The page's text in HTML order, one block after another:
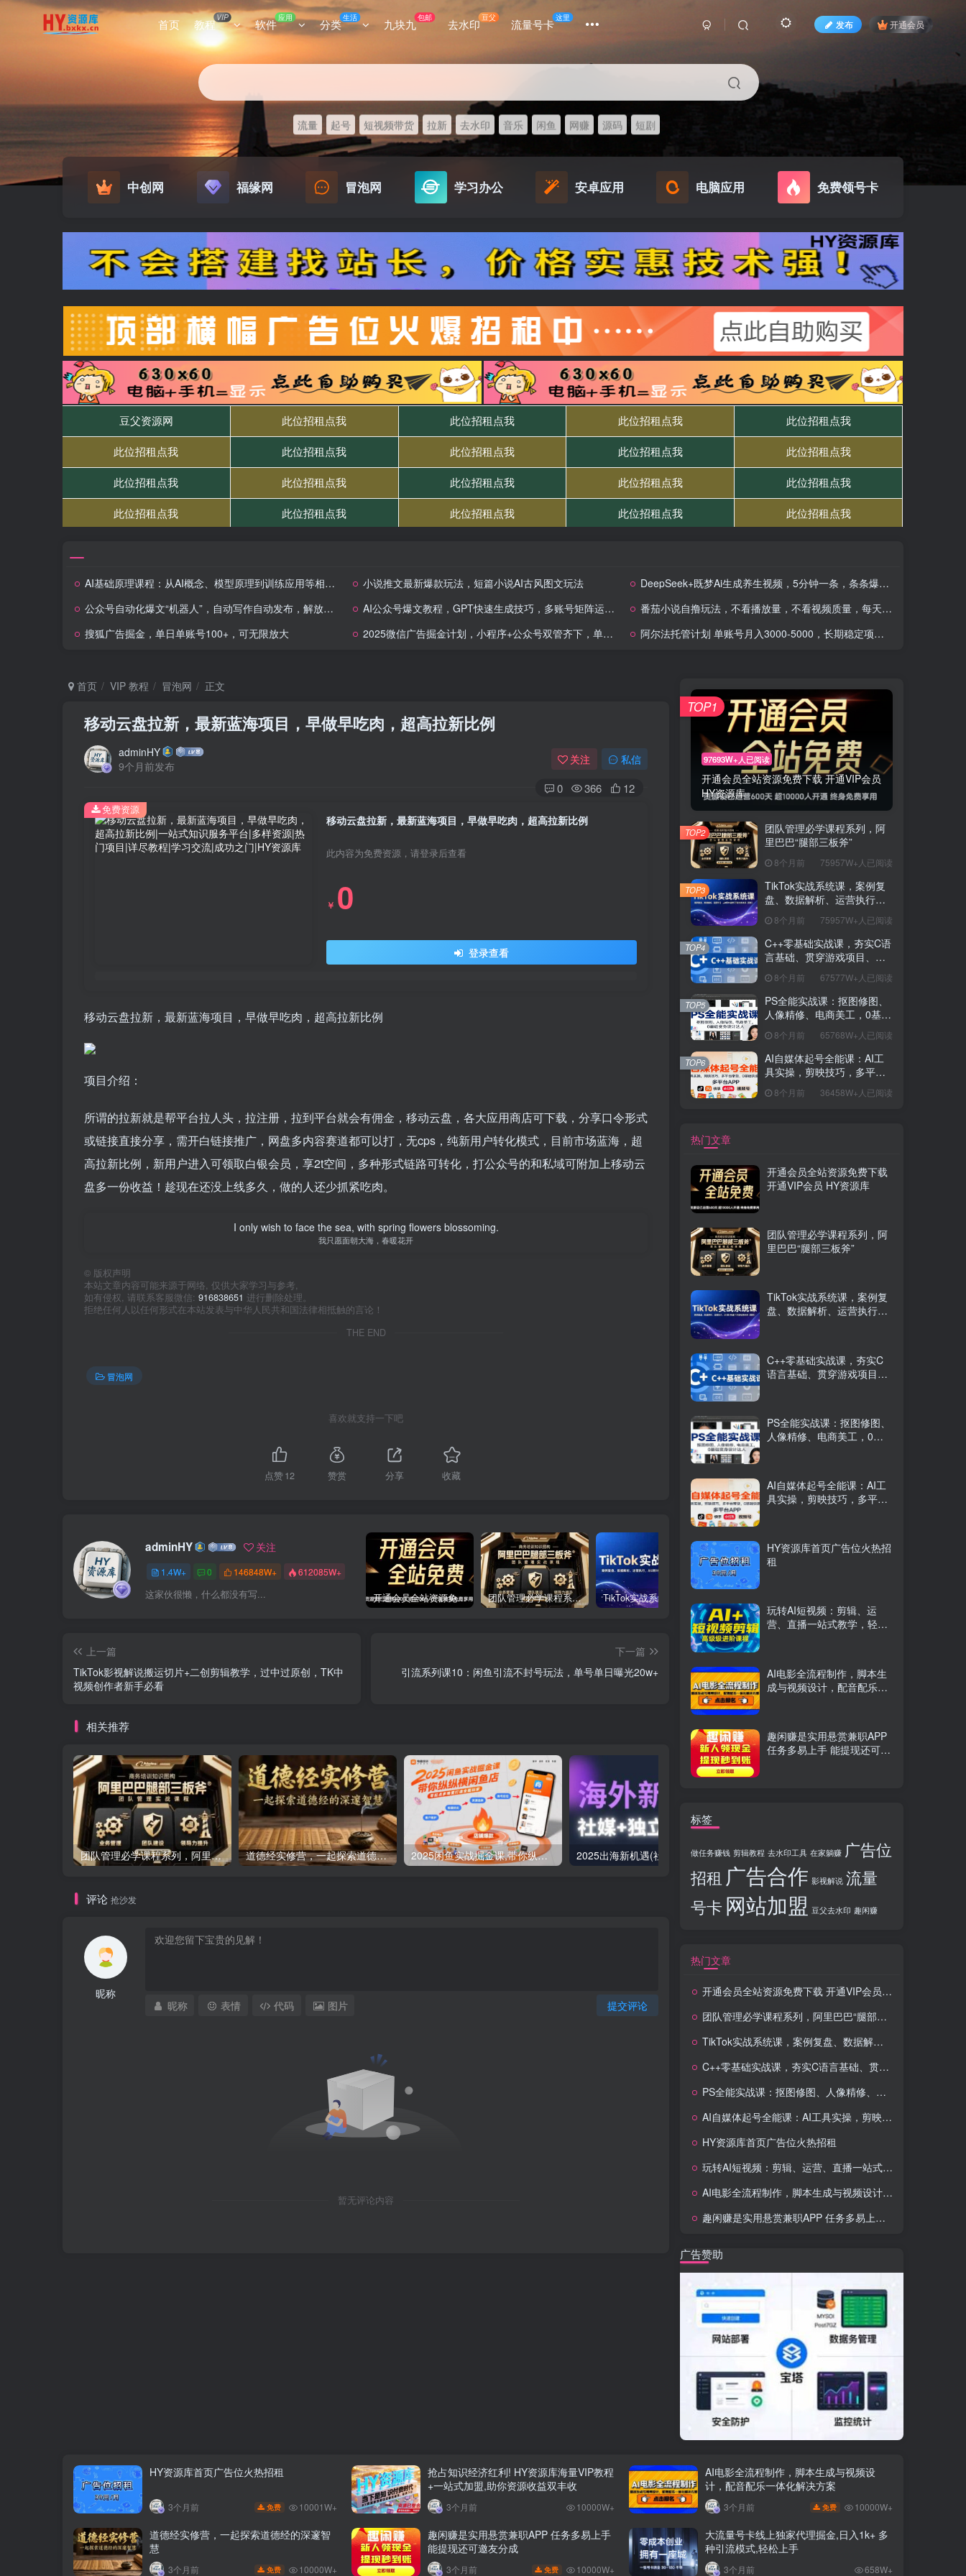
首页 教程VIP 软件 应用 分类生活 九块九包邮 去水印豆父 流量号卡这里
发布 开通会员
流量 起号 短视频带货 拉新 去水印 音乐 闲鱼 网赚 源码 短剧
中创网 福缘网 冒泡网 学习办公 安卓应用 电脑应用 免费领号卡
AI基础原理课程：从AI概念、模型原理到训练应用等相关实用技术要点 小说推文最新爆款玩法，短篇小说AI古风图文玩法
DeepSeek+既梦Ai生成养生视频，5分钟一条，条条爆款，轻松日入300+
公众号自动化爆文“机器人”，自动写作自动发布，解放双手，免费使用，操作简单
AI公众号爆文教程，GPT快速生成技巧，多账号矩阵运营核心技巧
番茄小说自撸玩法，不看播放量，不看视频质量，每天200+
搜狐广告掘金，单日单账号100+，可无限放大
2025微信广告掘金计划，小程序+公众号双管齐下，单日稳定变现过千 阿尔法托管计划 单账号月入3000-5000，长期稳定项目，新手小白轻松上手
首页 VIP 教程 冒泡网 正文
移动云盘拉新，最新蓝海项目，早做早吃肉，超高拉新比例
adminHY
9个月前发布
关注 私信
0 366 12
移动云盘拉新，最新蓝海项目，早做早吃肉，超高拉新比例
此内容为免费资源，请登录后查看
￥ 0
登录查看
免费资源
移动云盘拉新，最新蓝海项目，早做早吃肉，超高拉新比例
项目介绍：
所谓的拉新就是帮平台拉人头，拉注册，拉到平台就会有佣金，移动云盘，各大应用商店可下载，分享口令形式
或链接直接分享，需开白链接推广，网盘多内容赛道都可以打，无cps，纯新用户转化模式，目前市场蓝海，超
高拉新比例，新用户进入可领取白银会员，享2t空间，多种形式链路可转化，打公众号的和私域可附加上移动云
盘多一份收益！趁现在还没上线多久，做的人还少抓紧吃肉。
I only wish to face the sea, with spring flowers blossoming.
我只愿面朝大海，春暖花开
© 版权声明
本站文章内容可能来源于网络, 仅供大家学习与参考,
如有侵权, 请联系客服微信: 916838651 进行删除处理。
拒绝任何人以任何形式在本站发表与中华人民共和国法律相抵触的言论！
THE END
冒泡网
喜欢就支持一下吧
点赞12 赞赏 分享 收藏
adminHY 关注
1.4W+ 0 146848W+ 612085W+
这家伙很懒，什么都没有写... 开通会员全站资源免费下载 开通VIP会员 HY资源库 团队管理必学课程系列，阿里巴巴“腿部三板斧”
上一篇
TikTok影视解说搬运切片+二创剪辑教学，过中过原创，TK中
视频创作者新手必看
下一篇
引流系列课10：闲鱼引流不封号玩法，单号单日曝光20w+
相关推荐
团队管理必学课程系列，阿里巴巴“腿部三板斧” 道德经实修营，一起探索道德经的深邃智慧 2025闲鱼实战掘金课,带你纵横闲鱼店,零起点多维度打造全能玩家 2025出海新机遇(社媒+独立站),海外新机遇,实现独立站的高效运营与出海 室内外AI设计课,一站式覆盖建筑,室内,景观,平面,展陈五大热门品类,解锁设计行业的全新可能
评论 抢沙发
昵称
提交评论
昵称 表情 代码 图片
暂无评论内容
97693W+人已阅读
开通会员全站资源免费下载 开通VIP会员
HY资源库
TOP1
团队管理必学课程系列，阿
里巴巴“腿部三板斧”
8个月前 75957W+人已阅读
TOP2
TikTok实战系统课，案例复
盘、数据解析、运营执行，
（更新）
8个月前 75957W+人已阅读
TOP3
C++零基础实战课，夯实C语
言基础、贯穿游戏项目、掌
薪15K+岗位
8个月前 67577W+人已阅读
TOP4
PS全能实战课：抠图修图、
人像精修、电商美工，0基础
8个月前 65768W+人已阅读
TOP5
AI自媒体起号全能课：AI工
具实操，剪映技巧，多平台
8个月前 36458W+人已阅读
TOP6
热门文章
开通会员全站资源免费下载
开通VIP会员 HY资源库
团队管理必学课程系列，阿
里巴巴“腿部三板斧”
TikTok实战系统课，案例复
盘、数据解析、运营执行，
C++零基础实战课，夯实C
语言基础、贯穿游戏项目、
PS全能实战课：抠图修图、
人像精修、电商美工，0基
AI自媒体起号全能课：AI工
具实操，剪映技巧，多平台
HY资源库首页广告位火热招
租
玩转AI短视频：剪辑、运
营、直播一站式教学，轻松
AI电影全流程制作，脚本生
成与视频设计，配音配乐一
趣闲赚是实用悬赏兼职APP
任务多易上手 能提现还可邀
标签
做任务赚钱 剪辑教程 去水印工具 在家躺赚 广告位
招租 广告合作 影视解说 流量
号卡 网站加盟 豆父去水印 趣闲赚
热门文章
开通会员全站资源免费下载 开通VIP会员 HY资源库
团队管理必学课程系列，阿里巴巴“腿部三板斧”
TikTok实战系统课，案例复盘、数据解析、运营执行，从0到1构建千万级电商体系（更新）
C++零基础实战课，夯实C语言基础、贯穿游戏项目、掌握开发思维，学成可挑战月薪15K+岗位
PS全能实战课：抠图修图、人像精修、电商美工，0基础变身设计达人
AI自媒体起号全能课：AI工具实操，剪映技巧，多平台带货，0基础快速变现
HY资源库首页广告位火热招租
玩转AI短视频：剪辑、运营、直播一站式教学，轻松打造流量神话
AI电影全流程制作，脚本生成与视频设计，配音配乐一体化解决方案
趣闲赚是实用悬赏兼职APP 任务多易上手 能提现还可邀友分成
广告赞助
HY资源库首页广告位火热招租
3个月前 免费 10001W+
抢占知识经济红利! HY资源库海量VIP教程
+一站式加盟,助你资源收益双丰收
3个月前 10000W+
AI电影全流程制作，脚本生成与视频设
计，配音配乐一体化解决方案
3个月前 免费 10000W+
道德经实修营，一起探索道德经的深邃智
慧
3个月前 免费 10000W+
趣闲赚是实用悬赏兼职APP 任务多易上手
能提现还可邀友分成
3个月前 免费 10000W+
大流量号卡线上独家代理掘金,日入1k+ 多
种引流模式,轻松上手
3个月前 658W+